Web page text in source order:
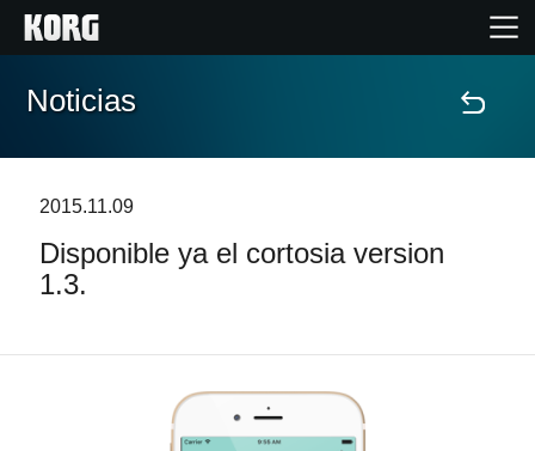
Inicio
Características
Noticias
2015.11.09
Disponible ya el cortosia version
1.3.